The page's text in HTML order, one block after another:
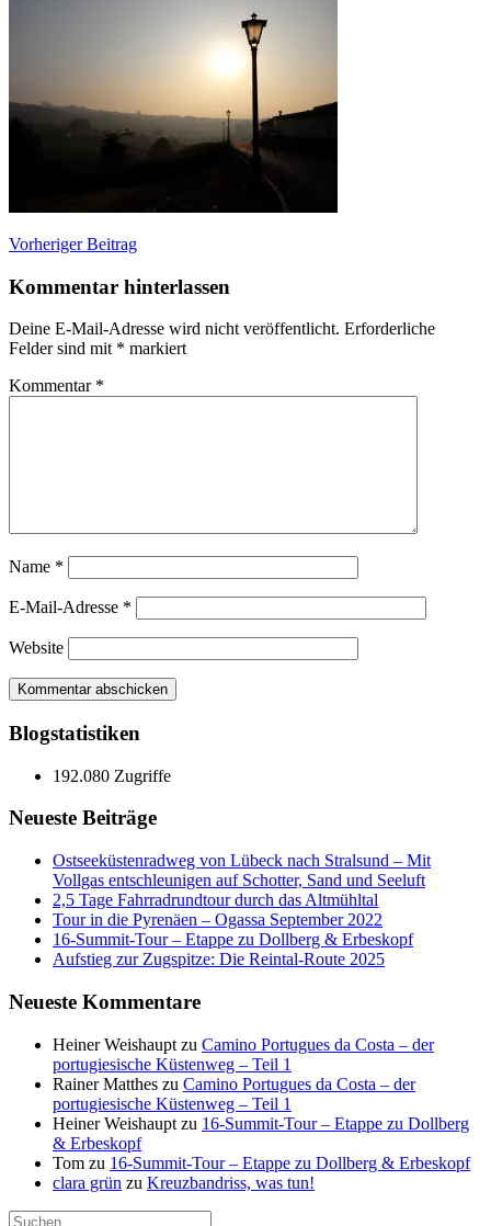
Beitragsnavigation
Vorheriger Beitrag
Kommentar hinterlassen
Deine E-Mail-Adresse wird nicht veröffentlicht. Erforderliche
Felder sind mit * markiert
Kommentar *
Name *
E-Mail-Adresse *
Website
Blogstatistiken
192.080 Zugriffe
Neueste Beiträge
Ostseeküstenradweg von Lübeck nach Stralsund – Mit
Vollgas entschleunigen auf Schotter, Sand und Seeluft
2,5 Tage Fahrradrundtour durch das Altmühltal
Tour in die Pyrenäen – Ogassa September 2022
16‑Summit‑Tour – Etappe zu Dollberg & Erbeskopf
Aufstieg zur Zugspitze: Die Reintal-Route 2025
Neueste Kommentare
Heiner Weishaupt zu Camino Portugues da Costa – der
portugiesische Küstenweg – Teil 1
Rainer Matthes zu Camino Portugues da Costa – der
portugiesische Küstenweg – Teil 1
Heiner Weishaupt zu 16‑Summit‑Tour – Etappe zu Dollberg
& Erbeskopf
Tom zu 16‑Summit‑Tour – Etappe zu Dollberg & Erbeskopf
clara grün zu Kreuzbandriss, was tun!
Suchen